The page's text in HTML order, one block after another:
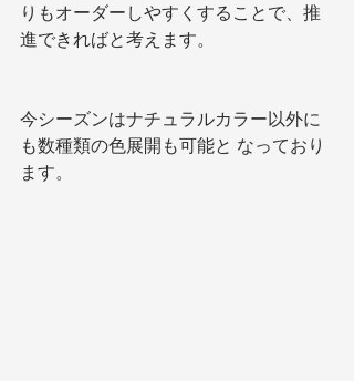
りもオーダーしやすくすることで、推
進できればと考えます。
今シーズンはナチュラルカラー以外に
も数種類の色展開も可能と なっており
ます。